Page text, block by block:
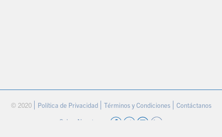
© 2020 Política de Privacidad Términos y Condiciones Contáctanos